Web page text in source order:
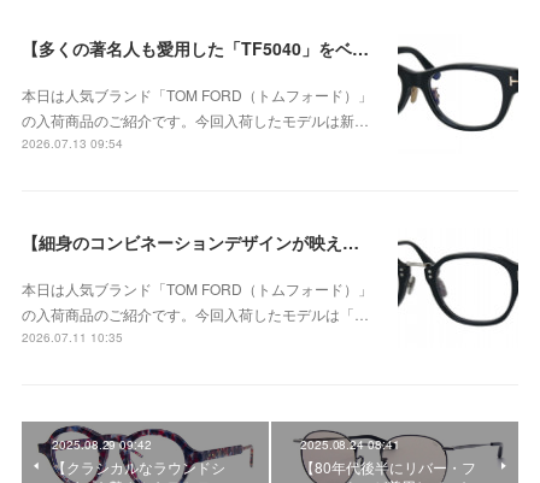
【多くの著名人も愛用した「TF5040」をベースに洗練されたウェリントンシェイプ】TOM FORD（トムフォード） TF6163-D-B 001が入荷！
本日は人気ブランド「TOM FORD（トムフォード）」
の入荷商品のご紹介です。今回入荷したモデルは新…
2026.07.13 09:54
【細身のコンビネーションデザインが映える、洗練されたウェリントンモデル】TOM FORD TF6166-D-B 005が入荷！
本日は人気ブランド「TOM FORD（トムフォード）」
の入荷商品のご紹介です。今回入荷したモデルは「…
2026.07.11 10:35
2025.08.29 09:42
【クラシカルなラウンドシ
2025.08.24 08:41
【80年代後半にリバー・フ